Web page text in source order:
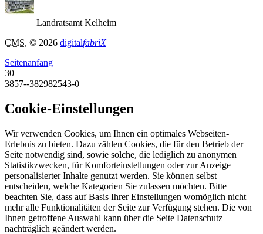
Landratsamt Kelheim
CMS, © 2026 digitalfabriX
Seitenanfang
30
3857--382982543-0
Cookie-Einstellungen
Wir verwenden Cookies, um Ihnen ein optimales Webseiten-
Erlebnis zu bieten. Dazu zählen Cookies, die für den Betrieb der
Seite notwendig sind, sowie solche, die lediglich zu anonymen
Statistikzwecken, für Komforteinstellungen oder zur Anzeige
personalisierter Inhalte genutzt werden. Sie können selbst
entscheiden, welche Kategorien Sie zulassen möchten. Bitte
beachten Sie, dass auf Basis Ihrer Einstellungen womöglich nicht
mehr alle Funktionalitäten der Seite zur Verfügung stehen. Die von
Ihnen getroffene Auswahl kann über die Seite Datenschutz
nachträglich geändert werden.